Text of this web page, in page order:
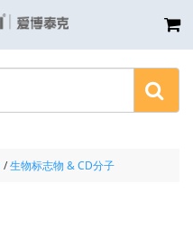
/生物标志物 & CD分子